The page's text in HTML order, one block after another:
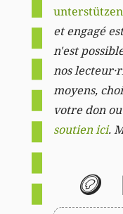
unterstützen
et engagé
n'est
nos
moyens,
votre don ou
soutien ici.
🪙